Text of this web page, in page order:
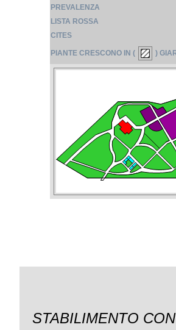
PREVALENZA
LISTA ROSSA
CITES
PIANTE CRESCONO IN ( )
STABILIMENTO